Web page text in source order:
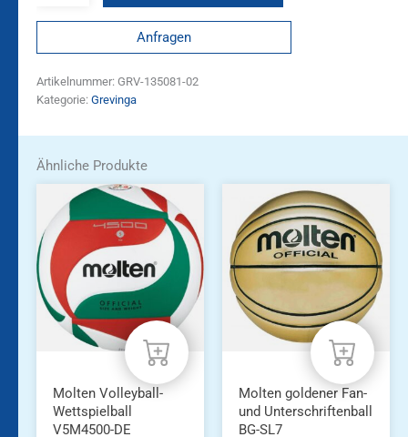
Anfragen
Artikelnummer: GRV-135081-02
Kategorie: Grevinga
Ähnliche Produkte
Molten Volleyball-
Wettspielball
V5M4500-DE
Molten goldener Fan-
und Unterschriftenball
BG-SL7